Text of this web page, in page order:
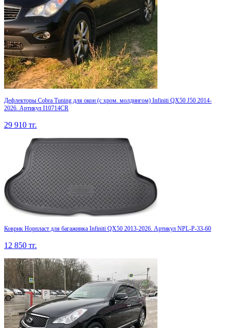
Дефлекторы Cobra Tuning для окон (c хром. молдингом) Infiniti QX50 J50 2014-
2026. Артикул I10714CR
29 910 тг.
Коврик Норпласт для багажника Infiniti QX50 2013-2026. Артикул NPL-P-33-60
12 850 тг.